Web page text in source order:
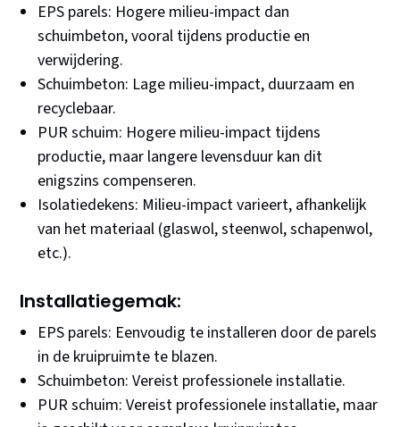
EPS parels: Hogere milieu-impact dan
schuimbeton, vooral tijdens productie en
verwijdering.
Schuimbeton: Lage milieu-impact, duurzaam en
recyclebaar.
PUR schuim: Hogere milieu-impact tijdens
productie, maar langere levensduur kan dit
enigszins compenseren.
Isolatiedekens: Milieu-impact varieert, afhankelijk
van het materiaal (glaswol, steenwol, schapenwol,
etc.).
Installatiegemak:
EPS parels: Eenvoudig te installeren door de parels
in de kruipruimte te blazen.
Schuimbeton: Vereist professionele installatie.
PUR schuim: Vereist professionele installatie, maar